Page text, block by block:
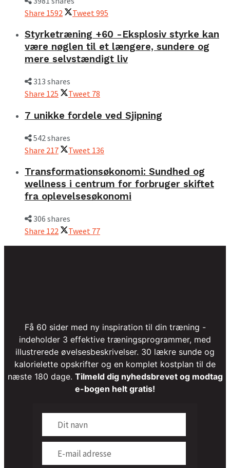
Share 1592 Tweet 995
Styrketræning +60 -Eksplosiv styrke kan
være nøglen til et længere, sundere og
mere selvstændigt liv
313 shares
Share 125 Tweet 78
7 unikke fordele ved Sjipning
542 shares
Share 217 Tweet 136
Transformationsøkonomi: Sundhed og
wellness i centrum for forbruger skiftet
fra oplevelsesøkonomi
306 shares
Share 122 Tweet 77
Få 60 sider med ny inspiration til din træning -
indeholder 3 effektive træningsprogrammer, med
illustrerede øvelsesbeskrivelser. 30 lækre sunde og
kalorielette opskrifter og en komplet kostplan til de
næste 180 dage. Tilmeld dig nyhedsbrevet og modtag
e-bogen helt gratis!